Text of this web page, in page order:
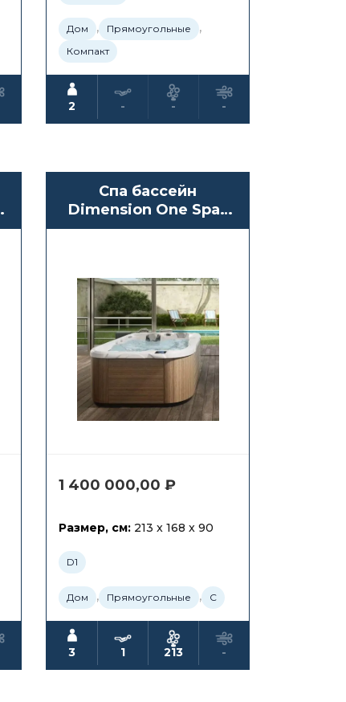
Дом , Прямоугольные ,
Компакт
2 - - -
Спа бассейн
Dimension One Spas
Triad 36
1 400 000,00₽
Размер, см: 213 x 168 x 90
D1
Дом , Прямоугольные , С
3 1 213 -